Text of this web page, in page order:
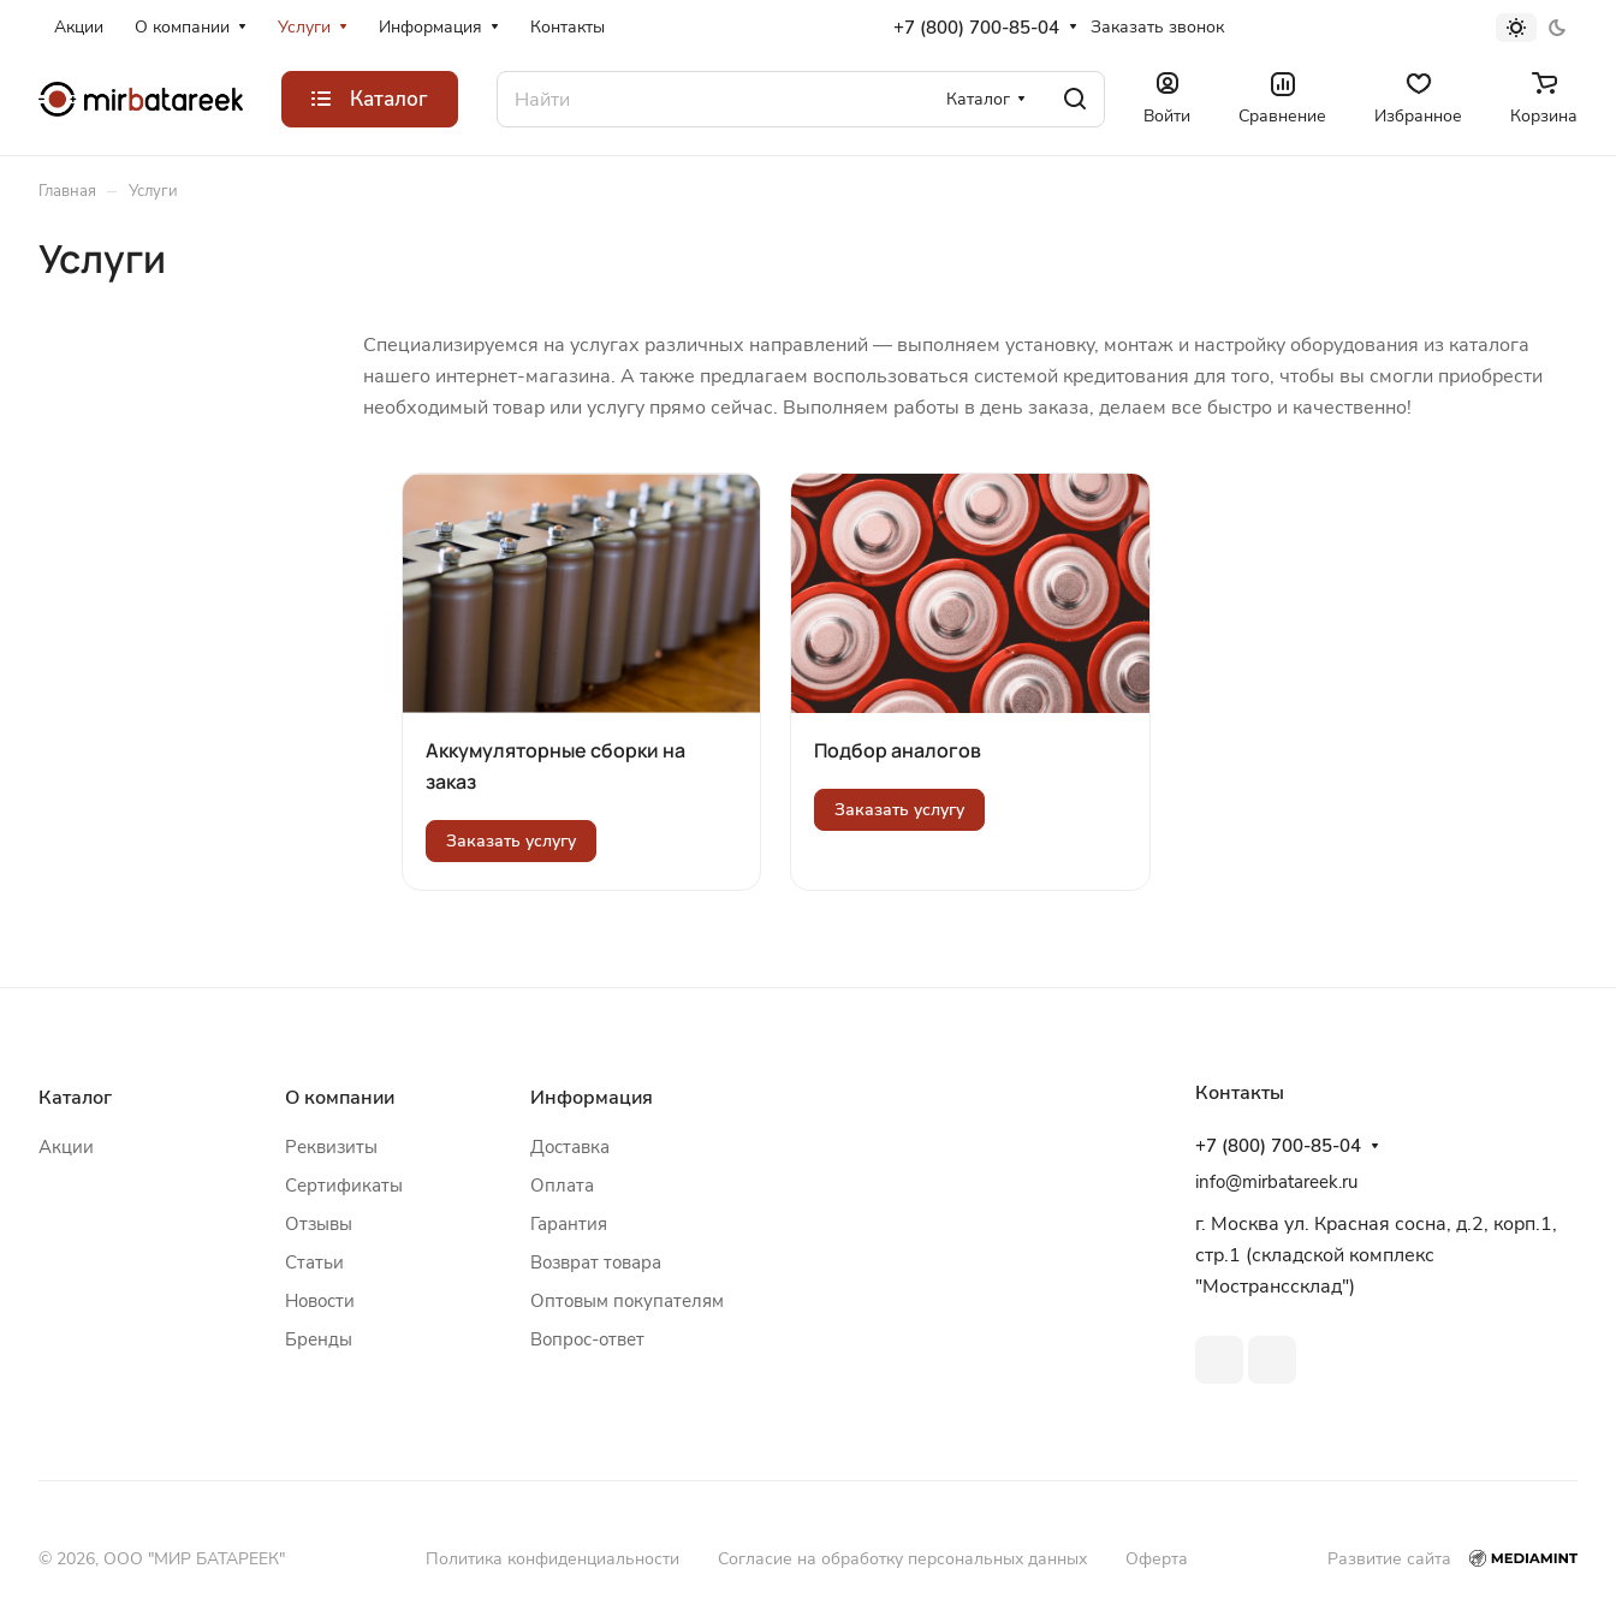
Акции О компании Услуги Информация Контакты +7 (800) 700-85-04 Заказать звонок
Каталог Каталог
Войти Сравнение Избранное Корзина
Главная – Услуги
Услуги
Специализируемся на услугах различных направлений — выполняем установку, монтаж и настройку оборудования из каталога
нашего интернет-магазина. А также предлагаем воспользоваться системой кредитования для того, чтобы вы смогли приобрести
необходимый товар или услугу прямо сейчас. Выполняем работы в день заказа, делаем все быстро и качественно!
Аккумуляторные сборки на
заказ
Заказать услугу
Подбор аналогов
Заказать услугу
Каталог
Акции
О компании
Реквизиты
Сертификаты
Отзывы
Статьи
Новости
Бренды
Информация
Доставка
Оплата
Гарантия
Возврат товара
Оптовым покупателям
Вопрос-ответ
Контакты
+7 (800) 700-85-04
info@mirbatareek.ru
г. Москва ул. Красная сосна, д.2, корп.1,
стр.1 (складской комплекс
"Мостранссклад")
© 2026, ООО "МИР БАТАРЕЕК" Политика конфиденциальности Согласие на обработку персональных данных Оферта Развитие сайта